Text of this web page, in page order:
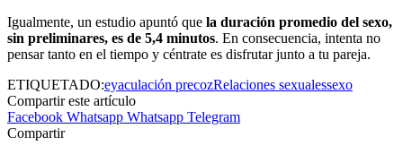
Igualmente, un estudio apuntó que la duración promedio del sexo,
sin preliminares, es de 5,4 minutos. En consecuencia, intenta no
pensar tanto en el tiempo y céntrate es disfrutar junto a tu pareja.
ETIQUETADO:eyaculación precozRelaciones sexualessexo
Compartir este artículo
Facebook Whatsapp Whatsapp Telegram
Compartir